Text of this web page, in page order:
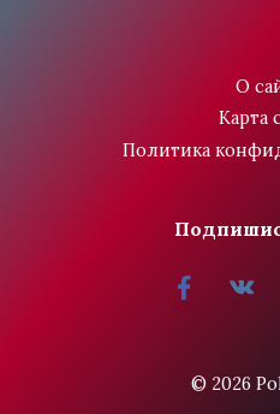
О
Карта
Политика
© 2026